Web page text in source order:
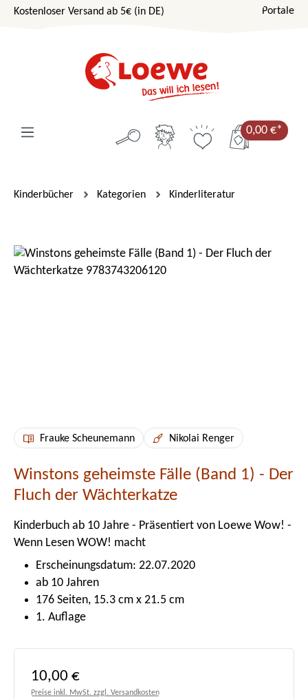
Zum Hauptinhalt springen
Kostenloser Versand ab 5€ (in DE) Portale
0,00 €*
Kinderbücher Kategorien Kinderliteratur
Bildergalerie überspringen
Frauke Scheunemann Nikolai Renger
Winstons geheimste Fälle (Band 1) - Der
Fluch der Wächterkatze
Kinderbuch ab 10 Jahre - Präsentiert von Loewe Wow! -
Wenn Lesen WOW! macht
Erscheinungsdatum: 22.07.2020
ab 10 Jahren
176 Seiten, 15.3 cm x 21.5 cm
1. Auflage
Regulärer Preis:
10,00 €
Preise inkl. MwSt. zzgl. Versandkosten